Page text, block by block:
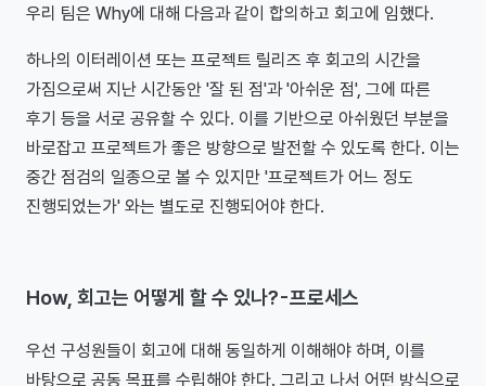
우리 팀은 Why에 대해 다음과 같이 합의하고 회고에 임했다.
하나의 이터레이션 또는 프로젝트 릴리즈 후 회고의 시간을
가짐으로써 지난 시간동안 '잘 된 점'과 '아쉬운 점', 그에 따른
후기 등을 서로 공유할 수 있다. 이를 기반으로 아쉬웠던 부분을
바로잡고 프로젝트가 좋은 방향으로 발전할 수 있도록 한다. 이는
중간 점검의 일종으로 볼 수 있지만 '프로젝트가 어느 정도
진행되었는가' 와는 별도로 진행되어야 한다.
How, 회고는 어떻게 할 수 있나? - 프로세스
우선 구성원들이 회고에 대해 동일하게 이해해야 하며, 이를
바탕으로 공동 목표를 수립해야 한다. 그리고 나서 어떤 방식으로